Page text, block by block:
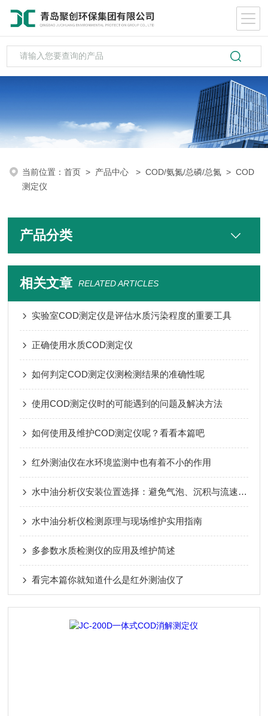
当前位置：首页 > 产品中心 >COD/氨氮/总磷/总氮 >COD
测定仪
产品分类
相关文章 RELATED ARTICLES
实验室COD测定仪是评估水质污染程度的重要工具
正确使用水质COD测定仪
如何判定COD测定仪测检测结果的准确性呢
使用COD测定仪时的可能遇到的问题及解决方法
如何使用及维护COD测定仪呢？看看本篇吧
红外测油仪在水环境监测中也有着不小的作用
水中油分析仪安装位置选择：避免气泡、沉积与流速波动影响
水中油分析仪检测原理与现场维护实用指南
多参数水质检测仪的应用及维护简述
看完本篇你就知道什么是红外测油仪了